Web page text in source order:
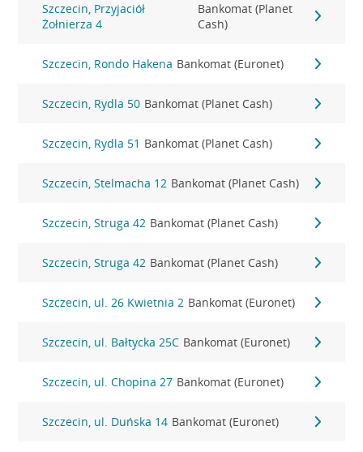
Szczecin, Przyjaciół
Żołnierza 4
Bankomat (Planet
Cash)
Szczecin, Rondo Hakena Bankomat (Euronet)
Szczecin, Rydla 50 Bankomat (Planet Cash)
Szczecin, Rydla 51 Bankomat (Planet Cash)
Szczecin, Stelmacha 12 Bankomat (Planet Cash)
Szczecin, Struga 42 Bankomat (Planet Cash)
Szczecin, Struga 42 Bankomat (Planet Cash)
Szczecin, ul. 26 Kwietnia 2 Bankomat (Euronet)
Szczecin, ul. Bałtycka 25C Bankomat (Euronet)
Szczecin, ul. Chopina 27 Bankomat (Euronet)
Szczecin, ul. Duńska 14 Bankomat (Euronet)